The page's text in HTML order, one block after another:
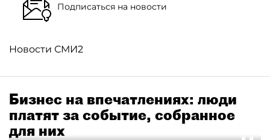
Подписаться на новости
Новости СМИ2
Бизнес на впечатлениях: люди
платят за событие, собранное
для них